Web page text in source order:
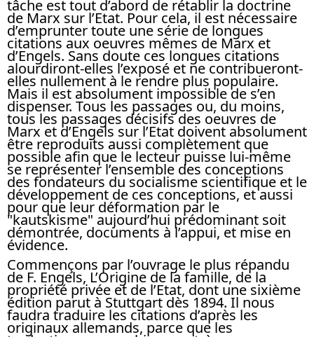
tâche est tout d’abord de rétablir la doctrine
de Marx sur l’Etat. Pour cela, il est nécessaire
d’emprunter toute une série de longues
citations aux oeuvres mêmes de Marx et
d’Engels. Sans doute ces longues citations
alourdiront-elles l’exposé et ne contribueront-
elles nullement à le rendre plus populaire.
Mais il est absolument impossible de s’en
dispenser. Tous les passages ou, du moins,
tous les passages décisifs des oeuvres de
Marx et d’Engels sur l’Etat doivent absolument
être reproduits aussi complètement que
possible afin que le lecteur puisse lui-même
se représenter l’ensemble des conceptions
des fondateurs du socialisme scientifique et le
développement de ces conceptions, et aussi
pour que leur déformation par le
"kautskisme" aujourd’hui prédominant soit
démontrée, documents à l’appui, et mise en
évidence.
Commençons par l’ouvrage le plus répandu
de F. Engels, L’Origine de la famille, de la
propriété privée et de l’Etat, dont une sixième
édition parut à Stuttgart dès 1894. Il nous
faudra traduire les citations d’après les
originaux allemands, parce que les